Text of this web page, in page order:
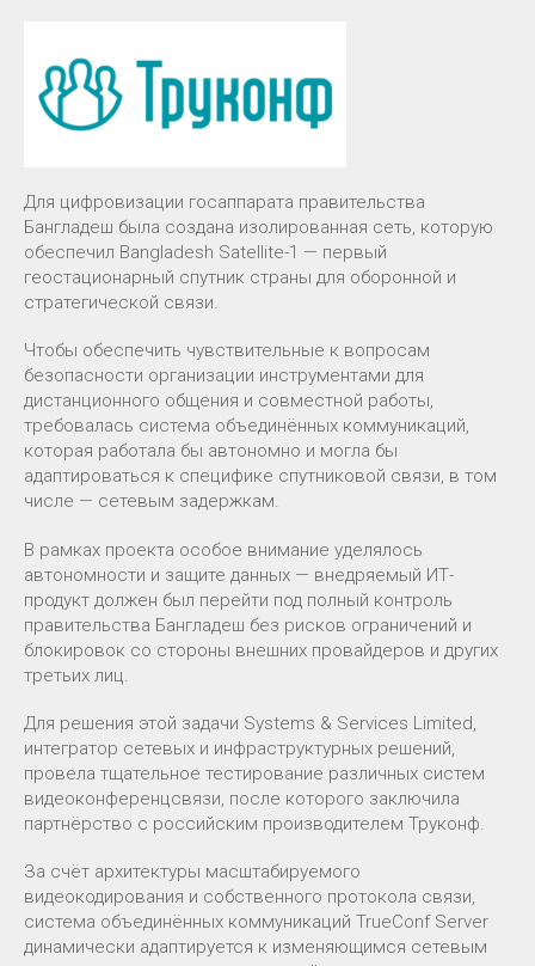
Для цифровизации госаппарата правительства
Бангладеш была создана изолированная сеть, которую
обеспечил Bangladesh Satellite-1 — первый
геостационарный спутник страны для оборонной и
стратегической связи.
Чтобы обеспечить чувствительные к вопросам
безопасности организации инструментами для
дистанционного общения и совместной работы,
требовалась система объединённых коммуникаций,
которая работала бы автономно и могла бы
адаптироваться к специфике спутниковой связи, в том
числе — сетевым задержкам.
В рамках проекта особое внимание уделялось
автономности и защите данных — внедряемый ИТ-
продукт должен был перейти под полный контроль
правительства Бангладеш без рисков ограничений и
блокировок со стороны внешних провайдеров и других
третьих лиц.
Для решения этой задачи Systems & Services Limited,
интегратор сетевых и инфраструктурных решений,
провела тщательное тестирование различных систем
видеоконференцсвязи, после которого заключила
партнёрство с российским производителем Труконф.
За счёт архитектуры масштабируемого
видеокодирования и собственного протокола связи,
система объединённых коммуникаций TrueConf Server
динамически адаптируется к изменяющимся сетевым